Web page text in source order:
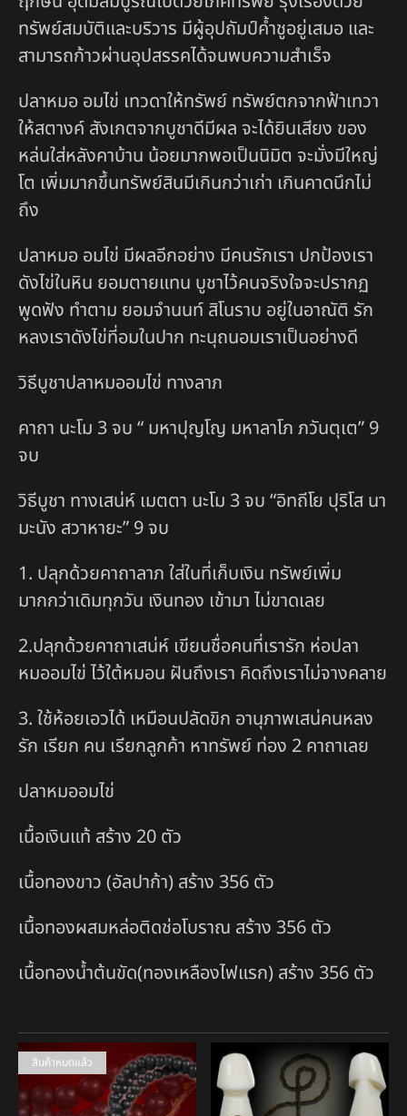
ทรัพย์สมบัติและบริวาร มีผู้อุปถัมป์ค้ำชูอยู่เสมอ และ
สามารถก้าวผ่านอุปสรรคได้จนพบความสำเร็จ
ปลาหมอ อมไข่ เทวดาให้ทรัพย์ ทรัพย์ตกจากฟ้าเทวา
ให้สตางค์ สังเกตจากบูชาดีมีผล จะได้ยินเสียง ของ
หล่นใส่หลังคาบ้าน น้อยมากพอเป็นนิมิต จะมั่งมีใหญ่
โต เพิ่มมากขึ้นทรัพย์สินมีเกินกว่าเก่า เกินคาดนึกไม่
ถึง
ปลาหมอ อมไข่ มีผลอีกอย่าง มีคนรักเรา ปกป้องเรา
ดังไข่ในหิน ยอมตายแทน บูชาไว้คนจริงใจจะปรากฏ
พูดฟัง ทำตาม ยอมจำนนท์ สิโนราบ อยู่ในอาณัติ รัก
หลงเราดังไข่ที่อมในปาก ทะนุถนอมเราเป็นอย่างดี
วิธีบูชาปลาหมออมไข่ ทางลาภ
คาถา นะโม 3 จบ “ มหาปุญโญ มหาลาโภ ภวันตุเต” 9
จบ
วิธีบูชา ทางเสน่ห์ เมตตา นะโม 3 จบ “อิทถีโย ปุริโส นา
มะนัง สวาหายะ” 9 จบ
1. ปลุกด้วยคาถาลาภ ใส่ในที่เก็บเงิน ทรัพย์เพิ่ม
มากกว่าเดิมทุกวัน เงินทอง เข้ามา ไม่ขาดเลย
2.ปลุกด้วยคาถาเสน่ห์ เขียนชื่อคนที่เรารัก ห่อปลา
หมออมไข่ ไว้ใต้หมอน ฝันถึงเรา คิดถึงเราไม่จางคลาย
3. ใช้ห้อยเอวได้ เหมือนปลัดขิก อานุภาพเสน่คนหลง
รัก เรียก คน เรียกลูกค้า หาทรัพย์ ท่อง 2 คาถาเลย
ปลาหมออมไข่
เนื้อเงินแท้ สร้าง 20 ตัว
เนื้อทองขาว (อัลปาก้า) สร้าง 356 ตัว
เนื้อทองผสมหล่อติดช่อโบราณ สร้าง 356 ตัว
เนื้อทองน้ำต้นขัด(ทองเหลืองไฟแรก) สร้าง 356 ตัว
สินค้าหมดแล้ว